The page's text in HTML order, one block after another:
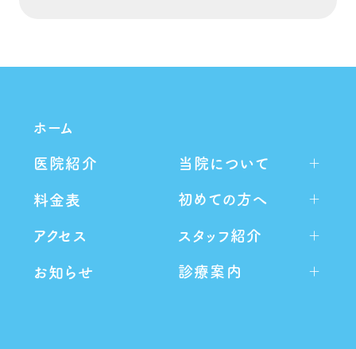
ホーム
医院紹介
料金表
アクセス
お知らせ
当院について
初めての方へ
スタッフ紹介
診療案内